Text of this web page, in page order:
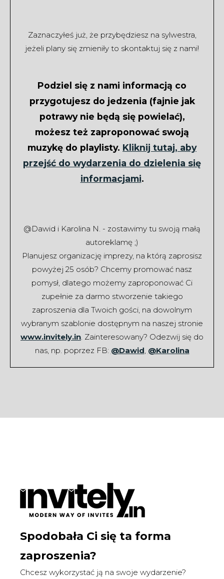
Zaznaczyłeś już, że przybędziesz na sylwestra,
jeżeli plany się zmieniły to skontaktuj się z nami!
Podziel się z nami informacją co
przygotujesz do jedzenia (fajnie jak
potrawy nie będą się powielać),
możesz też zaproponować swoją
muzykę do playlisty. Kliknij tutaj, aby
przejść do wydarzenia do dzielenia się
informacjami.
@Dawid i Karolina N. - zostawimy tu swoją małą
autoreklamę ;)
Planujesz organizację imprezy, na którą zaprosisz
powyżej 25 osób? Chcemy promować nasz
pomysł, dlatego możemy zaproponować Ci
zupełnie za darmo stworzenie takiego
zaproszenia dla Twoich gości, na dowolnym
wybranym szablonie dostępnym na naszej stronie
www.invitely.in. Zainteresowany? Odezwij się do
nas, np. poprzez FB: @Dawid, @Karolina
Spodobała Ci się ta forma
zaproszenia?
Chcesz wykorzystać ją na swoje wydarzenie?